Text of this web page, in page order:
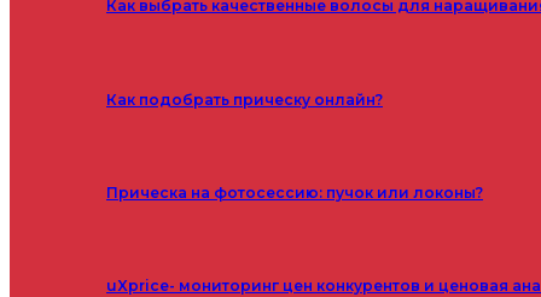
Как выбрать качественные волосы для
Как подобрать прическу онлайн?
Прическа на фотосессию: пучок или локоны?
uXprice- мониторинг цен конкурентов и ценовая